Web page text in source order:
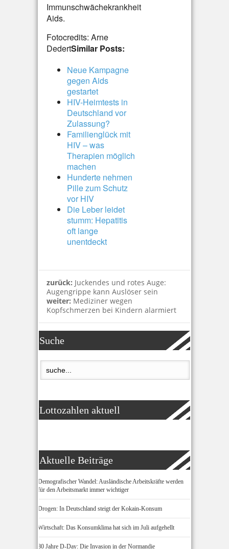
Immunschwächekrankheit
Aids.
Fotocredits: Arne
DedertSimilar Posts:
Neue Kampagne
gegen Aids
gestartet
HIV-Heimtests in
Deutschland vor
Zulassung?
Familienglück mit
HIV – was
Therapien möglich
machen
Hunderte nehmen
Pille zum Schutz
vor HIV
Die Leber leidet
stumm: Hepatitis
oft lange
unentdeckt
zurück: Juckendes und rotes Auge:
Augengrippe kann Auslöser sein
weiter: Mediziner wegen
Kopfschmerzen bei Kindern alarmiert
Suche
Lottozahlen aktuell
Aktuelle Beiträge
Demografischer Wandel: Ausländische Arbeitskräfte werden
für den Arbeitsmarkt immer wichtiger
Drogen: In Deutschland steigt der Kokain-Konsum
Wirtschaft: Das Konsumklima hat sich im Juli aufgehellt
80 Jahre D-Day: Die Invasion in der Normandie